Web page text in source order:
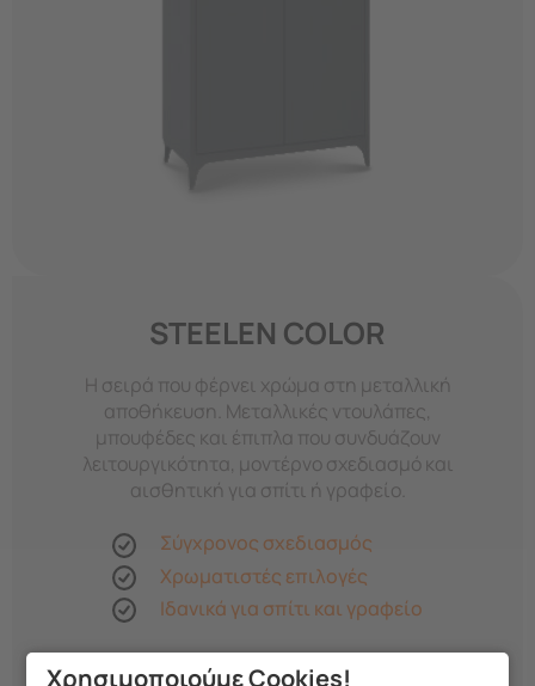
STEELEN COLOR
Η σειρά που φέρνει χρώμα στη μεταλλική
αποθήκευση. Μεταλλικές ντουλάπες,
μπουφέδες και έπιπλα που συνδυάζουν
λειτουργικότητα, μοντέρνο σχεδιασμό και
αισθητική για σπίτι ή γραφείο.
Σύγχρονος σχεδιασμός
Χρωματιστές επιλογές
Ιδανικά για σπίτι και γραφείο
Δείτε τα προϊόντα της σειράς >
Χρησιμοποιούμε Cookies!